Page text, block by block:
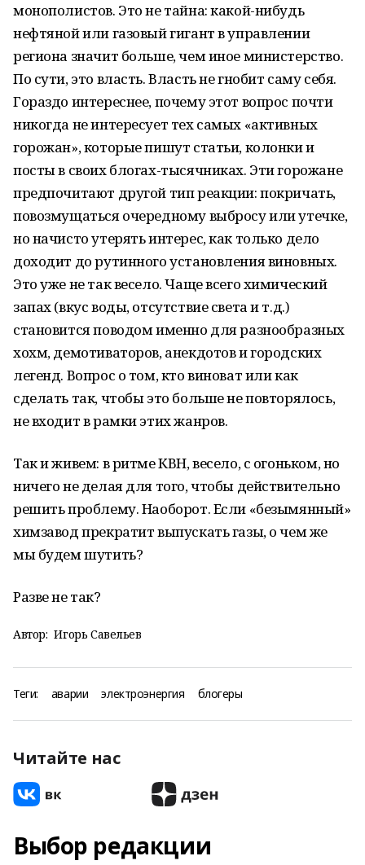
монополистов. Это не тайна: какой-нибудь
нефтяной или газовый гигант в управлении
региона значит больше, чем иное министерство.
По сути, это власть. Власть не гнобит саму себя.
Гораздо интереснее, почему этот вопрос почти
никогда не интересует тех самых «активных
горожан», которые пишут статьи, колонки и
посты в своих блогах-тысячниках. Эти горожане
предпочитают другой тип реакции: покричать,
повозмущаться очередному выбросу или утечке,
но начисто утерять интерес, как только дело
доходит до рутинного установления виновных.
Это уже не так весело. Чаще всего химический
запах (вкус воды, отсутствие света и т.д.)
становится поводом именно для разнообразных
хохм, демотиваторов, анекдотов и городских
легенд. Вопрос о том, кто виноват или как
сделать так, чтобы это больше не повторялось,
не входит в рамки этих жанров.
Так и живем: в ритме КВН, весело, с огоньком, но
ничего не делая для того, чтобы действительно
решить проблему. Наоборот. Если «безымянный»
химзавод прекратит выпускать газы, о чем же
мы будем шутить?
Разве не так?
Автор: Игорь Савельев
Теги: аварии электроэнергия блогеры
Читайте нас
Выбор редакции